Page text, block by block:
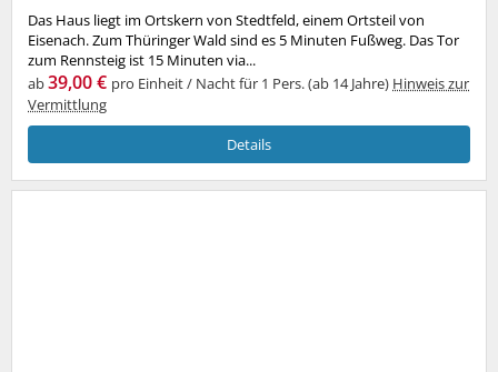
Das Haus liegt im Ortskern von Stedtfeld, einem Ortsteil von
Eisenach. Zum Thüringer Wald sind es 5 Minuten Fußweg. Das Tor
zum Rennsteig ist 15 Minuten via...
ab39,00 € pro Einheit / Nacht für 1 Pers. (ab 14 Jahre) Hinweis zur
Vermittlung
Details